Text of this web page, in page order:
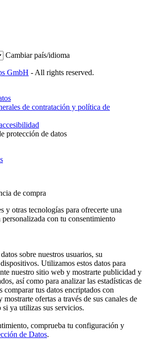
Cambiar país/idioma
GmbH - All rights reserved.
de contratación y política de
protección de datos
de compra
y otras tecnologías para ofrecerte una
con tu consentimiento
sobre nuestros usuarios, su
Utilizamos estos datos para
nuestro sitio web y mostrarte publicidad y
así como para analizar las estadísticas de
comparar tus datos encriptados con
mostrarte ofertas a través de sus canales de
ya utilizas sus servicios.
comprueba tu configuración y
de Datos.